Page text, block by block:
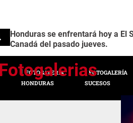
Honduras se enfrentará hoy a El
Canadá del pasado jueves.
FOTOGALERÍA
HONDURAS
FOTOGALERÍA
SUCESOS